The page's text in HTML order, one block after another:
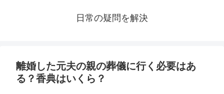
日常の疑問を解決
離婚した元夫の親の葬儀に行く必要はあ
る？香典はいくら？